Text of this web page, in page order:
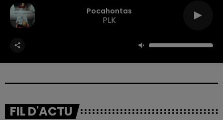
Pocahontas
PLK
FIL D'ACTU